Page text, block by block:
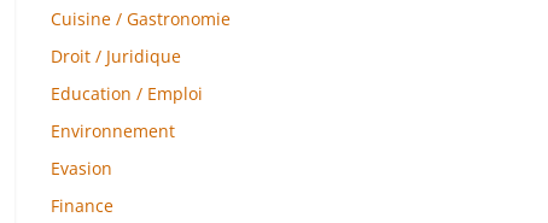
Cuisine / Gastronomie
Droit / Juridique
Education / Emploi
Environnement
Evasion
Finance